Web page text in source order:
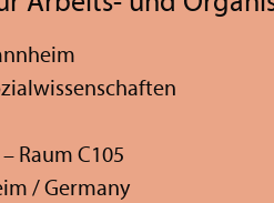
Raum C105
/ Germany